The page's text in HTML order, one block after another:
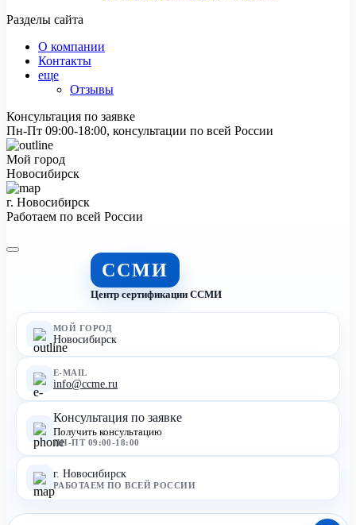
Разделы сайта
О компании
Контакты
еще
Отзывы
Консультация по заявке
Пн-Пт 09:00-18:00, консультации по всей России
Мой город
Новосибирск
г. Новосибирск
Работаем по всей России
ССМИ
Центр сертификации ССМИ
МОЙ ГОРОД
Новосибирск
E-MAIL
info@ccme.ru
Консультация по заявке
Получить консультацию
ПН-ПТ 09:00-18:00
г. Новосибирск
РАБОТАЕМ ПО ВСЕЙ РОССИИ